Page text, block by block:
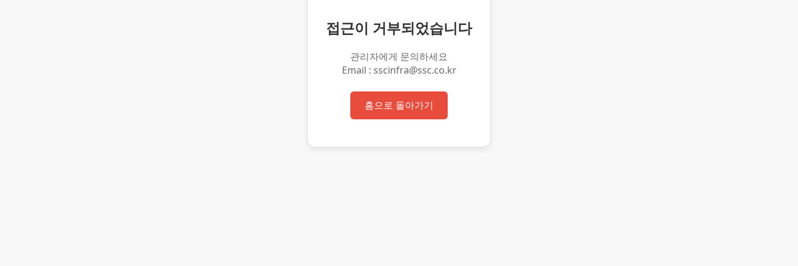
접근이 거부되었습니다
관리자에게 문의하세요
Email : sscinfra@ssc.co.kr
홈으로 돌아가기